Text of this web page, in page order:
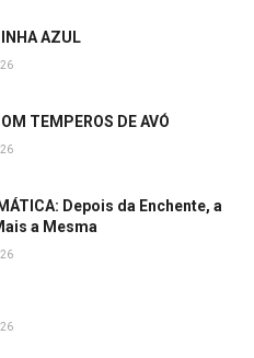
AZUL
TEMPEROS DE AVÓ
Depois da Enchente, a
a Mesma